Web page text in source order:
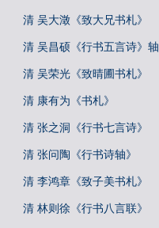
清 吴大澂《致大兄书札》
清 吴昌硕《行书五言诗》轴
清 吴荣光《致晴圃书札》
清 康有为《书札》
清 张之洞《行书七言诗》
清 张问陶《行书诗轴》
清 李鸿章《致子美书札》
清 林则徐《行书八言联》